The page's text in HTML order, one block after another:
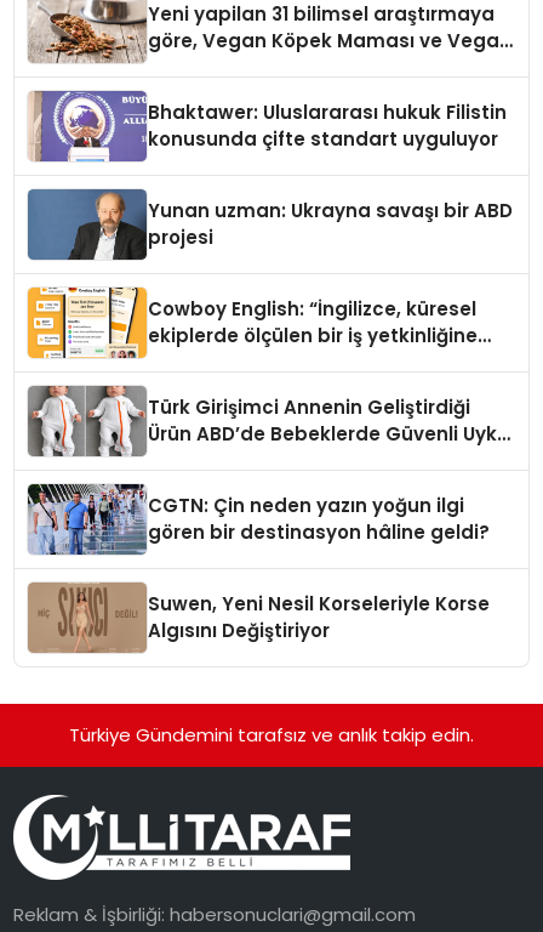
Yeni yapilan 31 bilimsel araştırmaya
göre, Vegan Köpek Maması ve Vegan
Bhaktawer: Uluslararası hukuk Filistin
konusunda çifte standart uyguluyor
Yunan uzman: Ukrayna savaşı bir ABD
projesi
Cowboy English: “İngilizce, küresel
ekiplerde ölçülen bir iş yetkinliğine
Türk Girişimci Annenin Geliştirdiği
Ürün ABD’de Bebeklerde Güvenli Uyku
CGTN: Çin neden yazın yoğun ilgi
gören bir destinasyon hâline geldi?
Suwen, Yeni Nesil Korseleriyle Korse
Algısını Değiştiriyor
Türkiye Gündemini tarafsız ve anlık takip edin.
Reklam & İşbirliği:habersonuclari@gmail.com